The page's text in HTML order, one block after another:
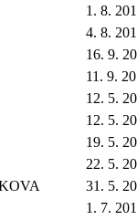
1. 8.
4. 8.
16. 9.
11. 9.
12. 5.
12. 5.
19. 5.
22. 5.
31. 5.
1. 7.